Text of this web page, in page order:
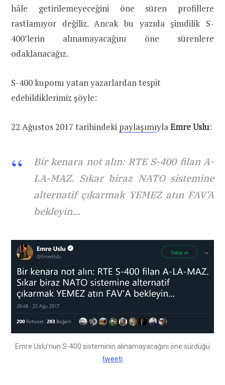
hâle getirilemeyeceğini öne süren profillere
rastlamıyor değiliz. Ancak bu yazıda şimdilik S-
400’lerin alınamayacağını öne sürenlere
odaklanacağız.
S-400 kuponu yatan yazarlardan tespit
edebildiklerimiz şöyle:
22 Ağustos 2017 tarihindeki paylaşımıylaEmre Uslu:
Bir kenara not alın: RTE S-400 filan A-
LA-MAZ. Sıkar biraz NATO sistemine
alternatif çıkarmak YEMEZ atın FAV’A
bekleyin…
Emre Uslu’nun S-400 sisteminin alınamayacağını öne sürdüğü
tweeti